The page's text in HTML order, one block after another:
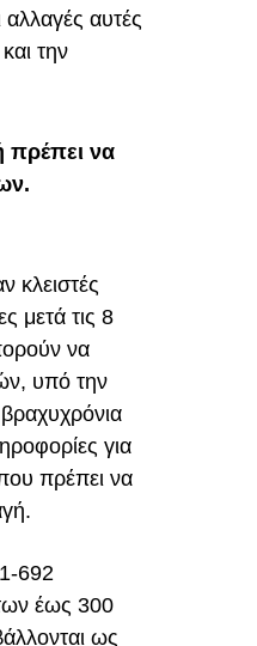
αυτές
την
πρέπει να
κλειστές
μετά τις 8
να
υπό την
για
πρέπει να
692
έως 300
ως